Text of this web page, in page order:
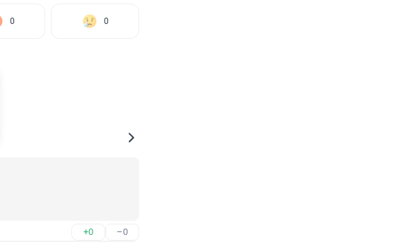
0 0
+0 –0